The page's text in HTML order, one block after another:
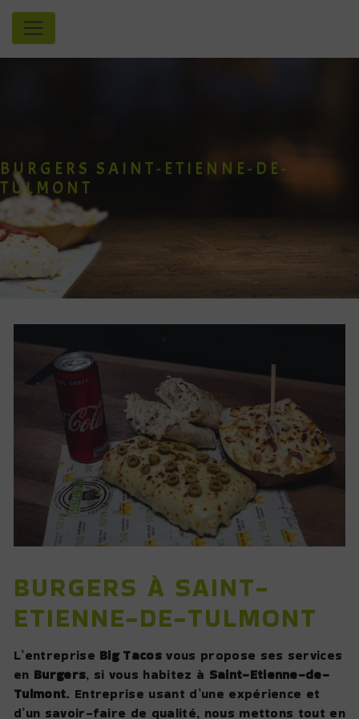
Panneau de gestion des cookies
BURGERS SAINT-ETIENNE-DE-
TULMONT
BURGERS À SAINT-
ETIENNE-DE-TULMONT
L’entreprise Big Tacos vous propose ses services
en Burgers, si vous habitez à Saint-Etienne-de-
Tulmont. Entreprise usant d’une expérience et
d’un savoir-faire de qualité, nous mettons tout en